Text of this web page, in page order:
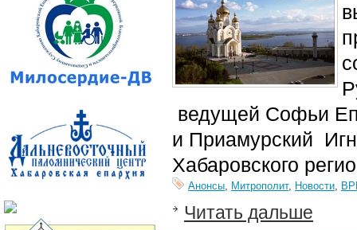
ведущей Софьи
и Приамурский
Хабаровского
Анонсы, Митрополит, Новости,
Читать дальше